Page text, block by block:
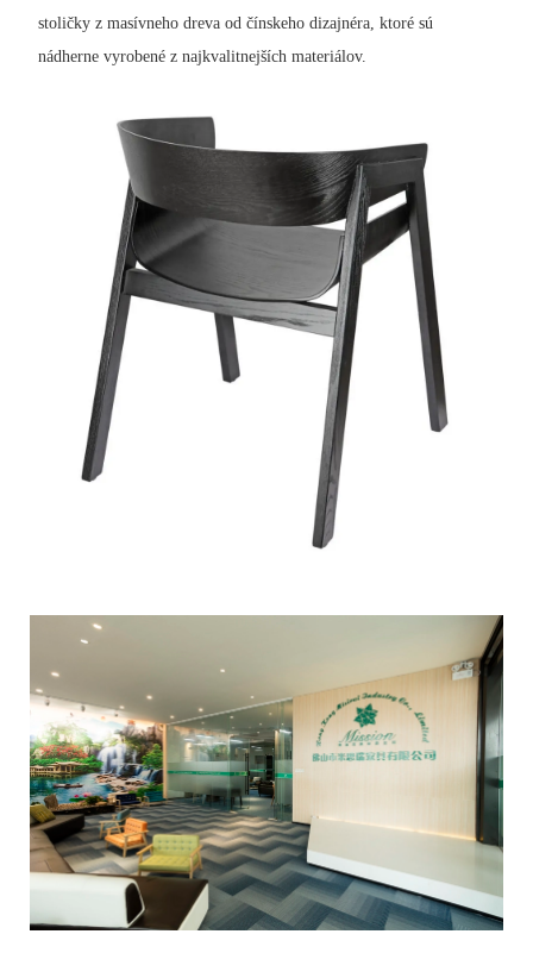
stoličky z masívneho dreva od čínskeho dizajnéra, ktoré sú
nádherne vyrobené z najkvalitnejších materiálov.